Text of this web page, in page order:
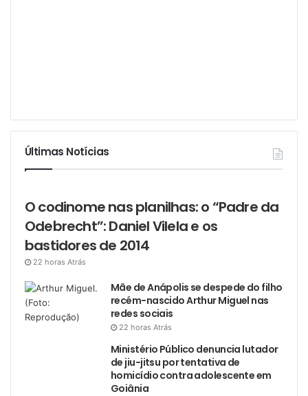
Últimas Notícias
O codinome nas planilhas: o “Padre da
Odebrecht”: Daniel Vilela e os
bastidores de 2014
22 horas Atrás
Mãe de Anápolis se despede do filho
recém-nascido Arthur Miguel nas
redes sociais
22 horas Atrás
Ministério Público denuncia lutador
de jiu-jitsu por tentativa de
homicídio contra adolescente em
Goiânia